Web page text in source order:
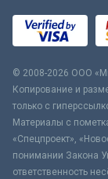
© 2008-2026 ООО
Копирование и
только с
Материалы с
«Спецпроект»,
понимании Закона
ответственность